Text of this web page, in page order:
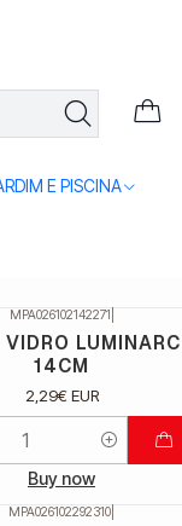
E PISCINA
e bricolage
MPA026102142271
LUMINARC
14CM
2,29€ EUR
Buy now
MPA026102292310